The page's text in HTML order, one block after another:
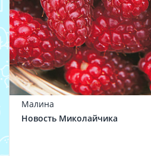
Малина
Новость Миколайчика